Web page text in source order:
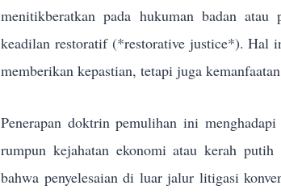
menitikberatkan pada hukuman badan
keadilan restoratif (*restorative justice*). Hal
memberikan kepastian, tetapi juga
Penerapan doktrin pemulihan ini
rumpun kejahatan ekonomi atau kerah
bahwa penyelesaian di luar jalur litigasi